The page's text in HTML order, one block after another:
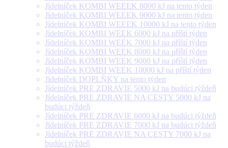
Jídelníček KOMBI WEEEK 8000 kJ na tento týden
Jídelníček KOMBI WEEEK 9000 kJ na tento týden
Jídelníček KOMBI WEEEK 10000 kJ na tento týden
Jídelníček KOMBI WEEK 6000 kJ na příští týden
Jídelníček KOMBI WEEK 7000 kJ na příští týden
Jídelníček KOMBI WEEK 8000 kJ na příští týden
Jídelníček KOMBI WEEK 9000 kJ na příští týden
Jídelníček KOMBI WEEK 10000 kJ na příští týden
Jídelníček DOPLŇKY na tento týden
Jídelníček PRE ZDRAVIE 5000 kJ na budúci týždeň
Jídelníček PRE ZDRAVIE NA CESTY 5000 kJ na
budúci týždeň
Jídelníček PRE ZDRAVIE 6000 kJ na budúci týždeň
Jídelníček PRE ZDRAVIE 7000 kJ na budúci týždeň
Jídelníček PRE ZDRAVIE NA CESTY 7000 kJ na
budúci týždeň